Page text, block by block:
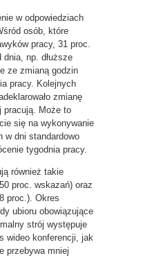
w odpowiedziach
osób, które
pracy, 31 proc.
dnia, np. dłuższe
ze zmianą godzin
pracy. Kolejnych
zmianę
pracują. Może to
się na wykonywanie
w dni standardowo
tygodnia pracy.
również takie
proc. wskazań) oraz
proc.). Okres
ubioru obowiązujące
strój występuje
wideo konferencji, jak
przebywa mniej